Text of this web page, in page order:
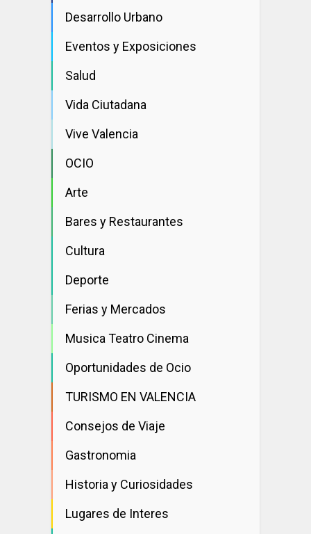
Desarrollo Urbano
Eventos y Exposiciones
Salud
Vida Ciutadana
Vive Valencia
OCIO
Arte
Bares y Restaurantes
Cultura
Deporte
Ferias y Mercados
Musica Teatro Cinema
Oportunidades de Ocio
TURISMO EN VALENCIA
Consejos de Viaje
Gastronomia
Historia y Curiosidades
Lugares de Interes